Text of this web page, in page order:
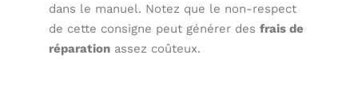
dans le manuel. Notez que le non-respect
de cette consigne peut générer desfrais de
réparation assez coûteux.